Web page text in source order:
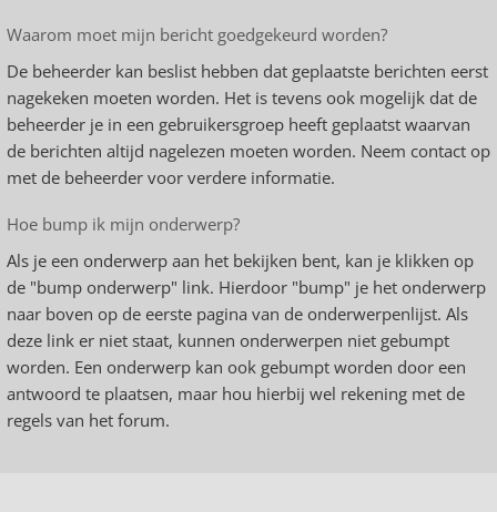
Waarom moet mijn bericht goedgekeurd worden?
De beheerder kan beslist hebben dat geplaatste berichten eerst
nagekeken moeten worden. Het is tevens ook mogelijk dat de
beheerder je in een gebruikersgroep heeft geplaatst waarvan
de berichten altijd nagelezen moeten worden. Neem contact op
met de beheerder voor verdere informatie.
Hoe bump ik mijn onderwerp?
Als je een onderwerp aan het bekijken bent, kan je klikken op
de "bump onderwerp" link. Hierdoor "bump" je het onderwerp
naar boven op de eerste pagina van de onderwerpenlijst. Als
deze link er niet staat, kunnen onderwerpen niet gebumpt
worden. Een onderwerp kan ook gebumpt worden door een
antwoord te plaatsen, maar hou hierbij wel rekening met de
regels van het forum.